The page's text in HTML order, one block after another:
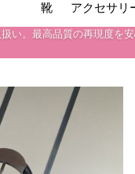
靴 アクセサリ
い。最高品質の再現度を
お得な割引をご利用いただ
い。最高品質の再現度を
お得な割引をご利用いただ
ッグ最新モデルが登場。